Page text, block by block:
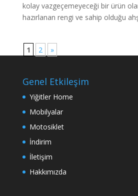
kolay vazgeçemeyeceği bir ürün
hazırlanan rengi ve sahip olduğu
1 2 »
Genel Etkileşim
Yiğitler Home
Mobilyalar
Motosiklet
İndirim
İletişim
Hakkımızda